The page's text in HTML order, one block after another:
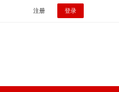
注册 登录